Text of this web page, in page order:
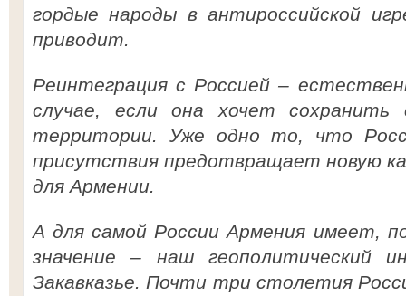
гордые народы в антироссийской
приводит.
Реинтеграция с Россией –
случае, если она хочет
территории. Уже одно то, что
присутствия предотвращает новую
для Армении.
А для самой России Армения имеет,
значение – наш геополитический
Закавказье. Почти три столетия